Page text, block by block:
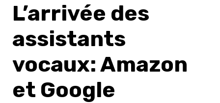
L’arrivée des
assistants
vocaux: Amazon
et Google